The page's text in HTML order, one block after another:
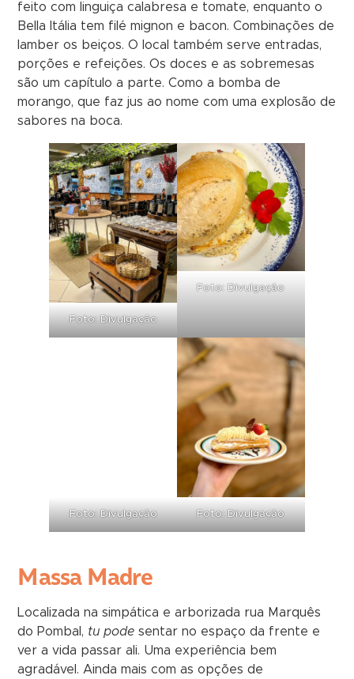
feito com linguiça calabresa e tomate, enquanto o
Bella Itália tem filé mignon e bacon. Combinações de
lamber os beiços. O local também serve entradas,
porções e refeições. Os doces e as sobremesas
são um capítulo a parte. Como a bomba de
morango, que faz jus ao nome com uma explosão de
sabores na boca.
Foto: Divulgação
Foto: Divulgação
Foto: Divulgação Foto: Divulgação
Massa Madre
Localizada na simpática e arborizada rua Marquês
do Pombal, tu pode sentar no espaço da frente e
ver a vida passar ali. Uma experiência bem
agradável. Ainda mais com as opções de